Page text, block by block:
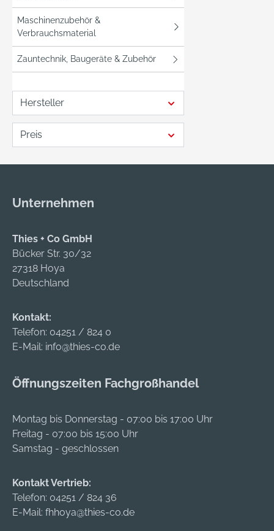
Maschinenzubehör &
Verbrauchsmaterial
Zauntechnik, Baugeräte & Zubehör
Hersteller
Preis
und
Unternehmen
Thies + Co GmbH
Bücker Str. 30/32
27318 Hoya
Deutschland
Kontakt:
Telefon: 04251 / 824 0
E-Mail: info@thies-co.de
Öffnungszeiten Fachgroßhandel
Montag bis Donnerstag - 07:00 bis 17:00 Uhr
Freitag - 07:00 bis 15:00 Uhr
Samstag - geschlossen
Kontakt Vertrieb:
Telefon: 04251 / 824 36
E-Mail: fhhoya@thies-co.de